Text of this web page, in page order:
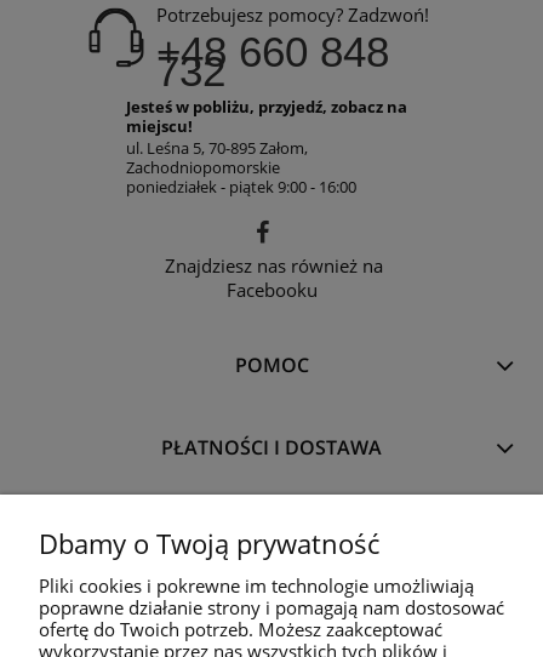
Potrzebujesz pomocy? Zadzwoń!
+48 660 848
732
Jesteś w pobliżu, przyjedź, zobacz na
miejscu!
ul. Leśna 5, 70-895 Załom,
Zachodniopomorskie
poniedziałek - piątek 9:00 - 16:00
Znajdziesz nas również na
Facebooku
POMOC
PŁATNOŚCI I DOSTAWA
O NAS
Dbamy o Twoją prywatność
Pliki cookies i pokrewne im technologie umożliwiają
poprawne działanie strony i pomagają nam dostosować
ofertę do Twoich potrzeb. Możesz zaakceptować
wykorzystanie przez nas wszystkich tych plików i